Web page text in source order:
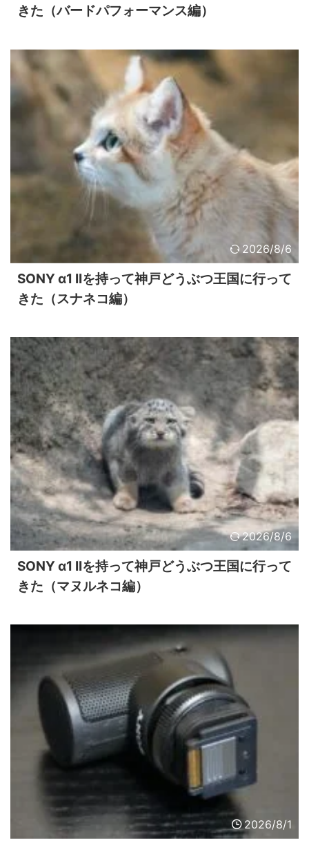
きた（バードパフォーマンス編）
2026/8/6
SONY α1 IIを持って神戸どうぶつ王国に行って
きた（スナネコ編）
2026/8/6
SONY α1 IIを持って神戸どうぶつ王国に行って
きた（マヌルネコ編）
2026/8/1